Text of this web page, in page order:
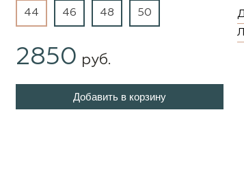
44 46 48 50
2850 руб.
Добавить в корзину